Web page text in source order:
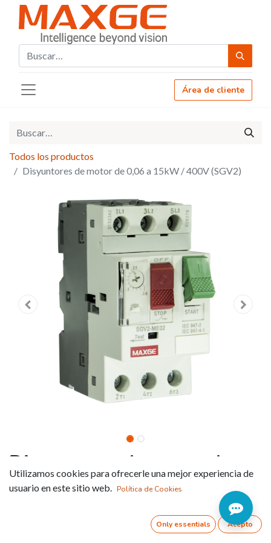
Área de cliente
Todos los productos
Disyuntores de motor de 0,06 a 15kW / 400V (SGV2)
Disyuntores de motor de
0,06 a 15kW / 400V (SGV2)
Tensión de empleo: 690VCA (50/60Hz)
Utilizamos cookies para ofrecerle una mejor experiencia de
usuario en este sitio web. Política de Cookies
Only essentials Acepto